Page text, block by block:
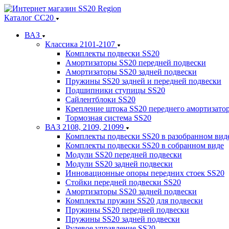
Каталог СС20
ВАЗ
Классика 2101-2107
Комплекты подвески SS20
Амортизаторы SS20 передней подвески
Амортизаторы SS20 задней подвески
Пружины SS20 задней и передней подвески
Подшипники ступицы SS20
Сайлентблоки SS20
Крепление штока SS20 переднего
Тормозная система SS20
ВАЗ 2108, 2109, 21099
Комплекты подвески SS20 в разобранном
Комплекты подвески SS20 в собранном виде
Модули SS20 передней подвески
Модули SS20 задней подвески
Инновационные опоры передних стоек SS20
Стойки передней подвески SS20
Амортизаторы SS20 задней подвески
Комплекты пружин SS20 для подвески
Пружины SS20 передней подвески
Пружины SS20 задней подвески